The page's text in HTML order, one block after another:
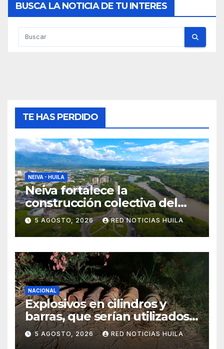
BUSCA LA NOTICIA DE TU INTERES
TE HAS PERDIDO
NEIVA - HUILA
Neiva fortalece la
construcción colectiva del
POT
5 AGOSTO, 2026 RED NOTICIAS HUILA
NACIONAL
Explosivos en cilindros y
barras, que serían utilizados
en Cali, fueron incautados
por la Policía
5 AGOSTO, 2026 RED NOTICIAS HUILA